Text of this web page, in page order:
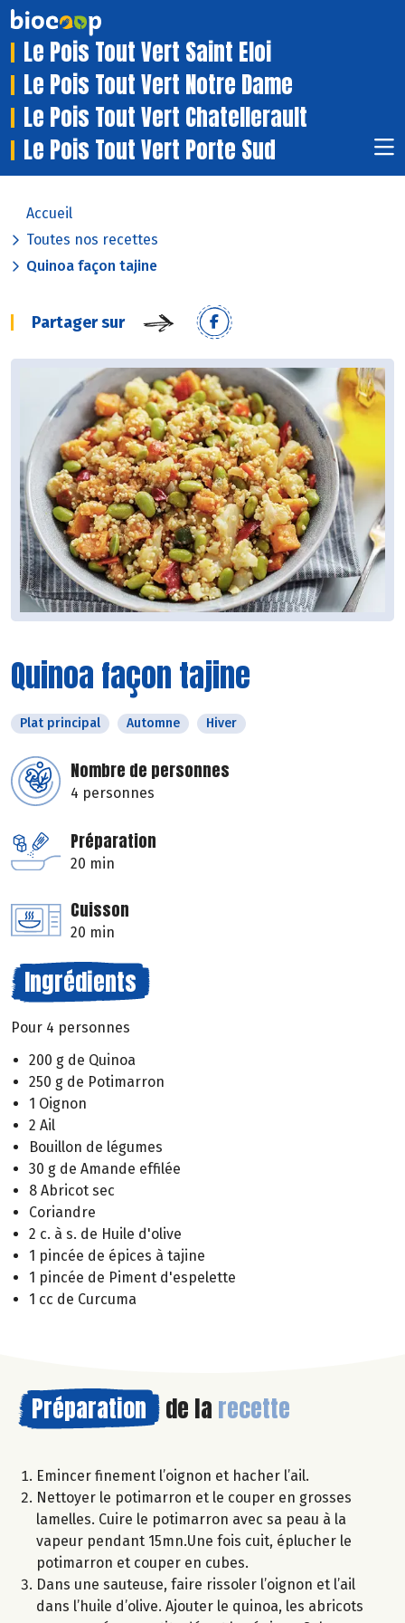
Le Pois Tout Vert Saint Eloi
Le Pois Tout Vert Notre Dame
Le Pois Tout Vert Chatellerault
Le Pois Tout Vert Porte Sud
Accueil
Toutes nos recettes
Quinoa façon tajine
Partager sur
Quinoa façon tajine
Plat principal Automne Hiver
Nombre de personnes
4 personnes
Préparation
20 min
Cuisson
20 min
Ingrédients
Pour 4 personnes
200 g de Quinoa
250 g de Potimarron
1 Oignon
2 Ail
Bouillon de légumes
30 g de Amande effilée
8 Abricot sec
Coriandre
2 c. à s. de Huile d'olive
1 pincée de épices à tajine
1 pincée de Piment d'espelette
1 cc de Curcuma
Préparation de la recette
Emincer finement l’oignon et hacher l’ail.
Nettoyer le potimarron et le couper en grosses
lamelles. Cuire le potimarron avec sa peau à la
vapeur pendant 15mn.Une fois cuit, éplucher le
potimarron et couper en cubes.
Dans une sauteuse, faire rissoler l’oignon et l’ail
dans l’huile d’olive. Ajouter le quinoa, les abricots